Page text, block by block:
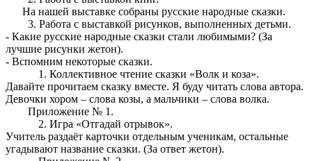
На нашей выставке собраны русские народные сказки.
Работа с выставкой рисунков, выполненных детьми.
- Какие русские народные сказки стали любимыми? (За
лучшие рисунки жетон).
- Вспомним некоторые сказки.
1. Коллективное чтение сказки «Волк и коза».
Давайте прочитаем сказку вместе. Я буду читать слова автора.
Девочки хором – слова козы, а мальчики – слова волка.
Приложение № 1.
2. Игра «Отгадай отрывок».
Учитель раздаёт карточки отдельным ученикам, остальные
угадывают название сказки. (За ответ жетон).